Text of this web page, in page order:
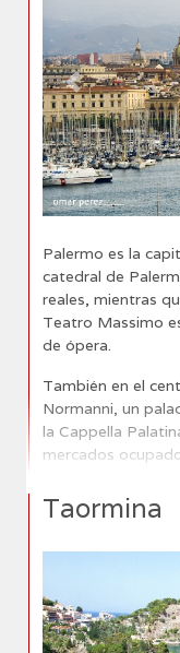
Previous
Palermo es la
catedral de
reales, mientras
Teatro Massimo
de ópera.
También en el
Normanni, un
la Cappella
mercados
Taormina